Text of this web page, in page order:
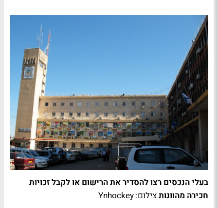
בעלי הנכסים רצו להסדיר את הרישום או לקבל זכויות
חכירה מהוונותצילום: Ynhockey